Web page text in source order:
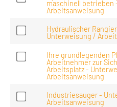
maschinell betrieben
Arbeitsanweisung
Hydraulischer
Unterweisung /
Ihre grundlegenden
Arbeitnehmer zur
Arbeitsplatz -
Arbeitsanweisung
Industriesauger -
Arbeitsanweisung